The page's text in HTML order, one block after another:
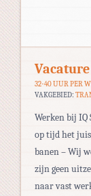
32-40 UUR PER
VAKGEBIED:
Werken bij IQ
op tijd het
banen – Wij
zijn geen
naar vast